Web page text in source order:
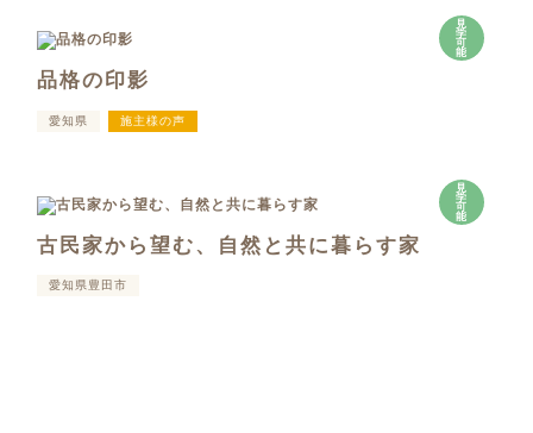
見
学
可
能
品格の印影
愛知県 施主様の声
見
学
可
能
古民家から望む、自然と共に暮らす家
愛知県豊田市